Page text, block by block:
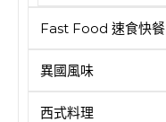
Fast Food 速食快餐
異國風味
西式料理